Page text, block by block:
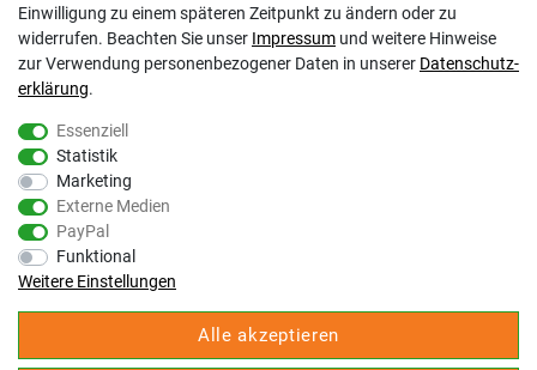
Gölz Motorgeräte Nord GmbH & Co. KG
Melatengürtel 23
50933 Köln
Shop Hotline Mo-Fr 9:00-17:00 Uhr Tel. 0221-9543096
Fax 0221-541358
Unsere STORE Anschriften und Öffnungszeiten:
Einwilligung zu einem späteren Zeitpunkt zu ändern oder zu
widerrufen. Beachten Sie unser Impressum und weitere Hinweise
zur Verwendung personenbezogener Daten in unserer Daten­schutz­
erklärung.
Essenziell
Statistik
Marketing
Externe Medien
PayPal
Funktional
Weitere Einstellungen
Alle akzeptieren